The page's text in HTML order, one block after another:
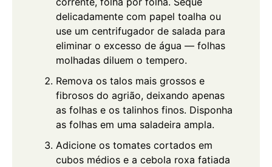
delicadamente com papel toalha ou
use um centrifugador de salada para
eliminar o excesso de água — folhas
molhadas diluem o tempero.
Remova os talos mais grossos e
fibrosos do agrião, deixando apenas
as folhas e os talinhos finos. Disponha
as folhas em uma saladeira ampla.
Adicione os tomates cortados em
cubos médios e a cebola roxa fatiada